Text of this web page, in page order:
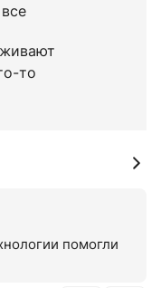
то
помогли